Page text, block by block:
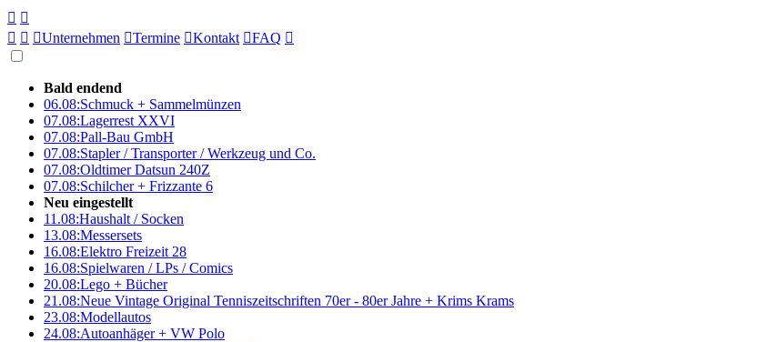
 
  Unternehmen Termine Kontakt FAQ 
Bald endend
06.08:Schmuck + Sammelmünzen
07.08:Lagerrest XXVI
07.08:Pall-Bau GmbH
07.08:Stapler / Transporter / Werkzeug und Co.
07.08:Oldtimer Datsun 240Z
07.08:Schilcher + Frizzante 6
Neu eingestellt
11.08:Haushalt / Socken
13.08:Messersets
16.08:Elektro Freizeit 28
16.08:Spielwaren / LPs / Comics
20.08:Lego + Bücher
21.08:Neue Vintage Original Tenniszeitschriften 70er - 80er Jahre + Krims Krams
23.08:Modellautos
24.08:Autoanhäger + VW Polo